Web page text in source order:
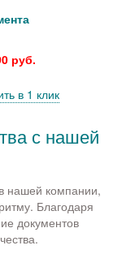
руб.
в 1 клик
с нашей
нашей компании,
Благодаря
документов